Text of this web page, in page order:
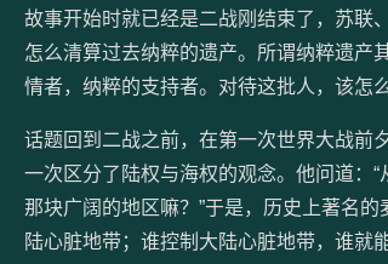
故事开始时就已经是二战刚结束了，苏联
怎么清算过去纳粹的遗产。所谓纳粹遗产
情者，纳粹的支持者。对待这批人，该怎
话题回到二战之前，在第一次世界大战前
一次区分了陆权与海权的观念。他问道：
那块广阔的地区嘛？”于是，历史上著名
陆心脏地带；谁控制大陆心脏地带，谁就